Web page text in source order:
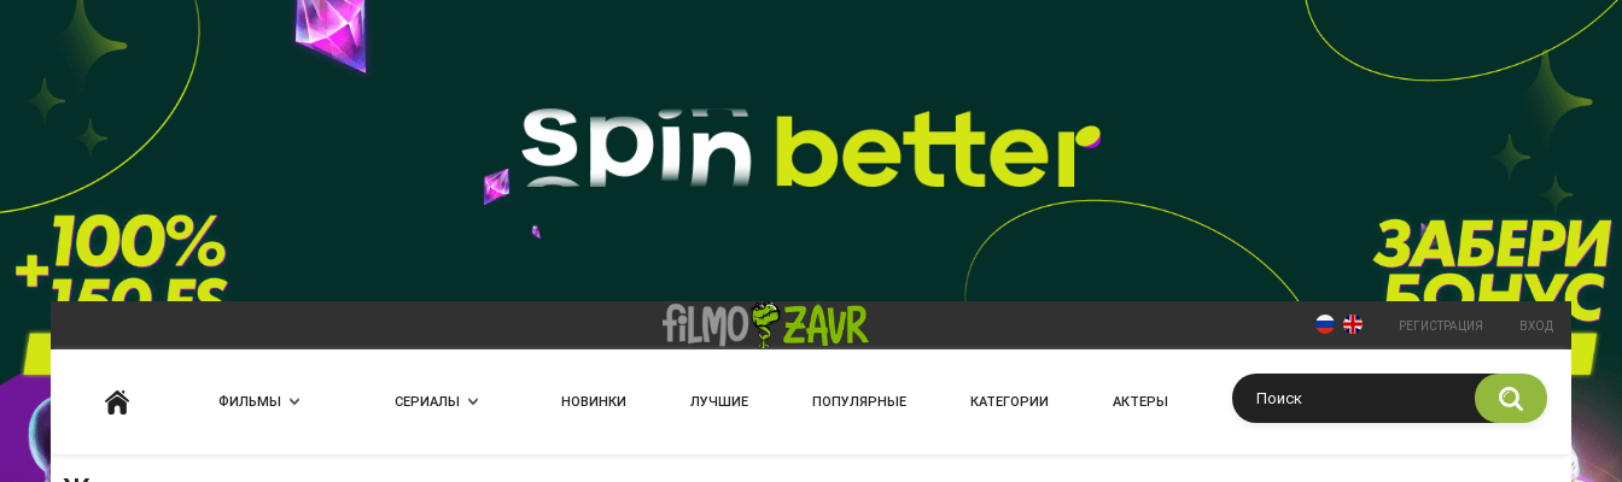
РЕГИСТРАЦИЯ ВХОД
ФИЛЬМЫ СЕРИАЛЫ НОВИНКИ ЛУЧШИЕ ПОПУЛЯРНЫЕ КАТЕГОРИИ АКТЕРЫ